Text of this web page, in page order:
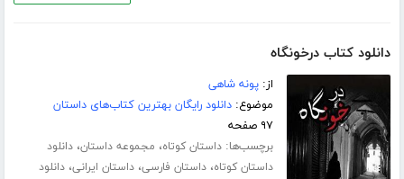
دانلود کتاب درخونگاه
از:پونه شاهی
موضوع:دانلود رایگان بهترین کتاب‌های داستان
۹۷ صفحه
برچسب‌ها:داستان کوتاه، مجموعه داستان،دانلود
داستان کوتاه،داستان فارسی،داستان ایرانی،دانلود